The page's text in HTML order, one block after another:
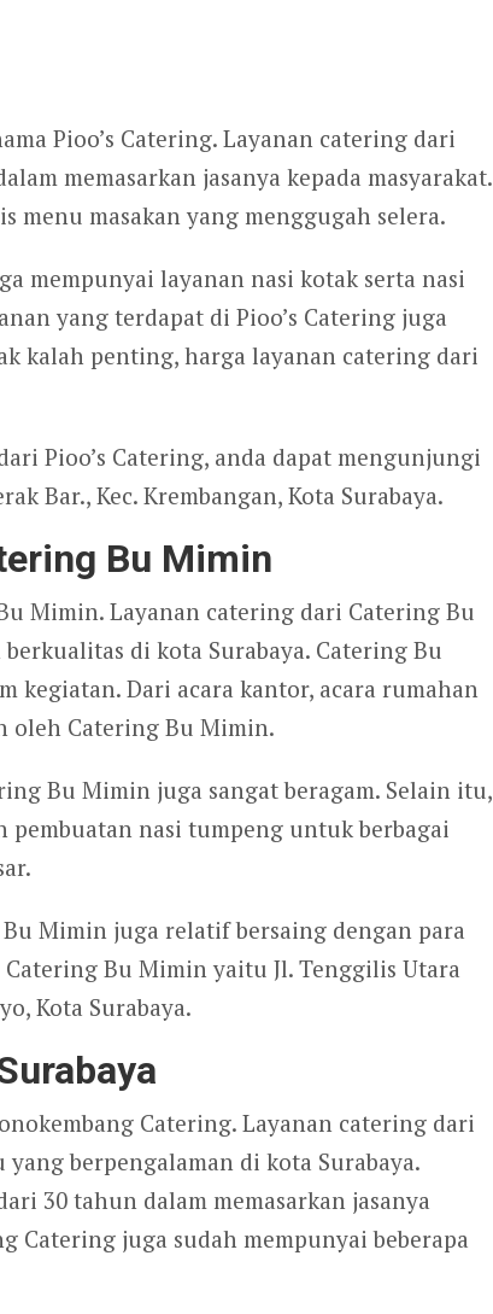
Pioo’s Catering. Layanan catering dari
memasarkan jasanya kepada masyarakat.
menu masakan yang menggugah selera.
mempunyai layanan nasi kotak serta nasi
yang terdapat di Pioo’s Catering juga
kalah penting, harga layanan catering dari
Pioo’s Catering, anda dapat mengunjungi
Bar., Kec. Krembangan, Kota Surabaya.
Bu Mimin
Mimin. Layanan catering dari Catering Bu
di kota Surabaya. Catering Bu
Dari acara kantor, acara rumahan
oleh Catering Bu Mimin.
Bu Mimin juga sangat beragam. Selain itu,
nasi tumpeng untuk berbagai
Mimin juga relatif bersaing dengan para
Bu Mimin yaitu Jl. Tenggilis Utara
Kota Surabaya.
Catering. Layanan catering dari
berpengalaman di kota Surabaya.
30 tahun dalam memasarkan jasanya
Catering juga sudah mempunyai beberapa